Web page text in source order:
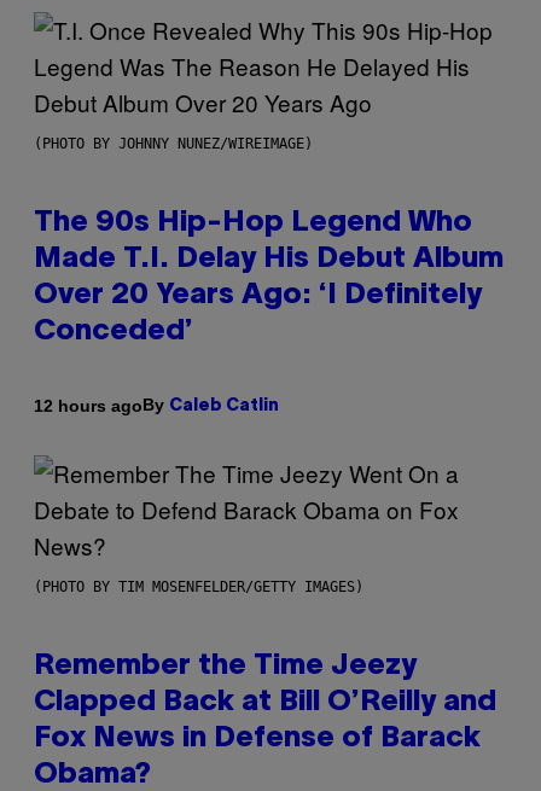
(PHOTO BY JOHNNY NUNEZ/WIREIMAGE)
The 90s Hip-Hop Legend Who
Made T.I. Delay His Debut Album
Over 20 Years Ago: ‘I Definitely
Conceded’
12 hours agoBy Caleb Catlin
(PHOTO BY TIM MOSENFELDER/GETTY IMAGES)
Remember the Time Jeezy
Clapped Back at Bill O’Reilly and
Fox News in Defense of Barack
Obama?